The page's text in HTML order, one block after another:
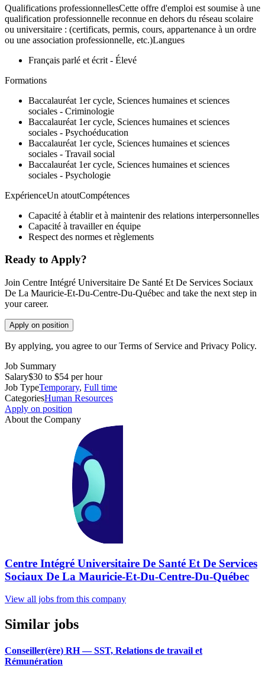
Qualifications professionnellesCette offre d'emploi est soumise à une
qualification professionnelle reconnue en dehors du réseau scolaire
ou universitaire : (certificats, permis, cours, appartenance à un ordre
ou une association professionnelle, etc.)Langues
Français parlé et écrit - Élevé
Formations
Baccalauréat 1er cycle, Sciences humaines et sciences
sociales - Criminologie
Baccalauréat 1er cycle, Sciences humaines et sciences
sociales - Psychoéducation
Baccalauréat 1er cycle, Sciences humaines et sciences
sociales - Travail social
Baccalauréat 1er cycle, Sciences humaines et sciences
sociales - Psychologie
ExpérienceUn atoutCompétences
Capacité à établir et à maintenir des relations interpersonnelles
Capacité à travailler en équipe
Respect des normes et règlements
Ready to Apply?
Join Centre Intégré Universitaire De Santé Et De Services Sociaux
De La Mauricie-Et-Du-Centre-Du-Québec and take the next step in
your career.
Apply on position
By applying, you agree to our Terms of Service and Privacy Policy.
Job Summary
Salary$30 to $54 per hour
Job TypeTemporary, Full time
CategoriesHuman Resources
Apply on position
About the Company
Centre Intégré Universitaire De Santé Et De Services
Sociaux De La Mauricie-Et-Du-Centre-Du-Québec
View all jobs from this company
Similar jobs
Conseiller(ère) RH — SST, Relations de travail et
Rémunération